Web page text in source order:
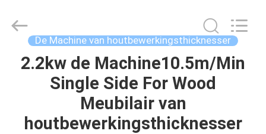
HUIS
PRODUCTEN
Export
Reserved.
De Machine van houtbewerkingsthicknesser
2.2kw de Machine10.5m/Min
Single Side For Wood
Meubilair van
houtbewerkingsthicknesser